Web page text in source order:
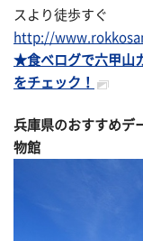
スより徒歩すぐ
http://
★食べログで六甲山
をチェック！
兵庫県のおすすめデ
物館